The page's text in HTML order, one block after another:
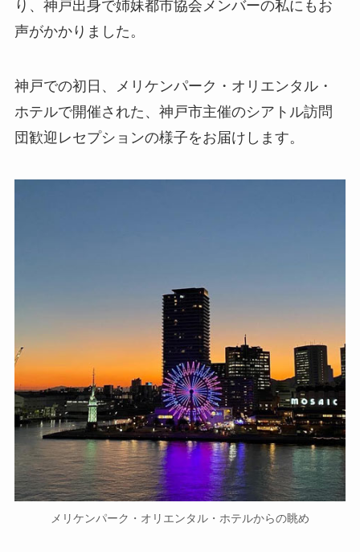
り、神戸出身で姉妹都市協会メンバーの私にもお
声がかかりました。
神戸での初日、メリケンパーク・オリエンタル・
ホテルで開催された、神戸市主催のシアトル訪問
団歓迎レセプションの様子をお届けします。
メリケンパーク・オリエンタル・ホテルからの眺め